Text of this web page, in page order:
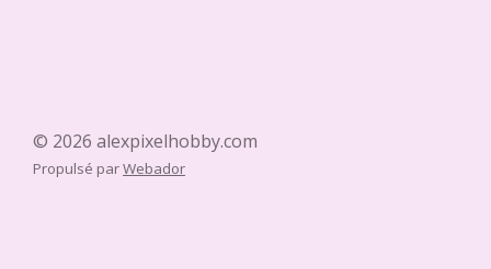
© 2026 alexpixelhobby.com
Propulsé parWebador